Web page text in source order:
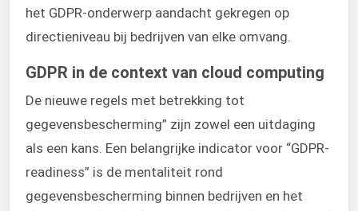
het GDPR-onderwerp aandacht gekregen op
directieniveau bij bedrijven van elke omvang.
GDPR in de context van cloud computing
De nieuwe regels met betrekking tot
gegevensbescherming” zijn zowel een uitdaging
als een kans. Een belangrijke indicator voor “GDPR-
readiness” is de mentaliteit rond
gegevensbescherming binnen bedrijven en het